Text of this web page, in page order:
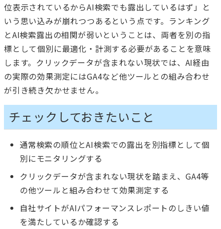
位表示されているからAI検索でも露出しているはず」と
いう思い込みが崩れつつあるという点です。ランキング
とAI検索露出の相関が弱いということは、両者を別の指
標として個別に最適化・計測する必要があることを意味
します。クリックデータが含まれない現状では、AI経由
の実際の効果測定にはGA4など他ツールとの組み合わせ
が引き続き欠かせません。
チェックしておきたいこと
通常検索の順位とAI検索での露出を別指標として個
別にモニタリングする
クリックデータが含まれない現状を踏まえ、GA4等
の他ツールと組み合わせて効果測定する
自社サイトがAIパフォーマンスレポートのしきい値
を満たしているか確認する